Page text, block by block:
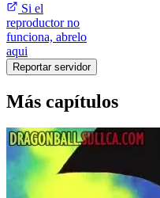
Si el
reproductor no
funciona, abrelo
aqui
Reportar servidor
Más capítulos